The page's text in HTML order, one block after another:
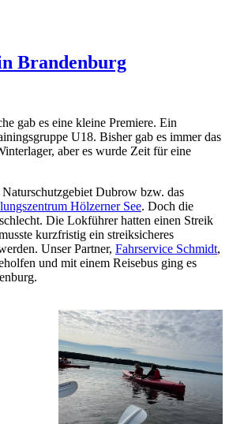
Brandenburg
gab es eine kleine Premiere. Ein
U18. Bisher gab es immer das
aber es wurde Zeit für eine
Dubrow bzw. das
Hölzerner See. Doch die
Die Lokführer hatten einen Streik
kurzfristig ein streiksicheres
Unser Partner, Fahrservice Schmidt,
und mit einem Reisebus ging es